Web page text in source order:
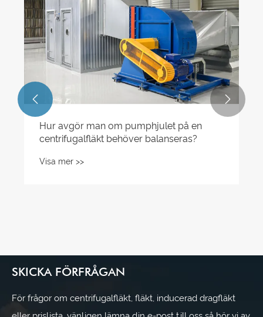
Hur avgör man om pumphjulet på en
centrifugalfläkt behöver balanseras?
Visa mer >>
 
SKICKA FÖRFRÅGAN
För frågor om centrifugalfläkt, fläkt, inducerad dragfläkt